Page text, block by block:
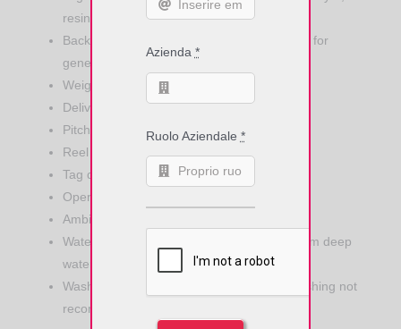
resin ribbon recommended.
Background adhesive: Permanent adhesive for
general purpose use
Weight: 0,3 g
Delivery format: 2000 pcs on reel
Pitch on reel: 20,32 mm
Reel core inner diameter: 76 mm
Tag dimensions: 97 x 15 x 0,2 mm
Operating temperature: -35° C to +85°C
Ambient temperature: -35° C to +85°C
Water resistance: Good, tested 5 hours in 1m deep
water (IP68)
Washing resistance: Industrial pressure washing not
recommended
Azienda *
Ruolo Aziendale *